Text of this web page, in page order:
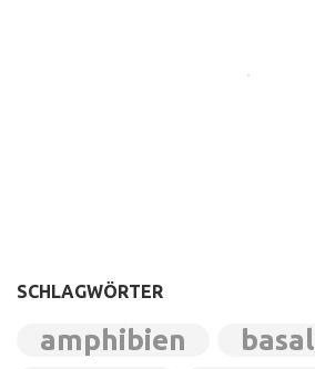
SCHLAGWÖRTER
amphibien